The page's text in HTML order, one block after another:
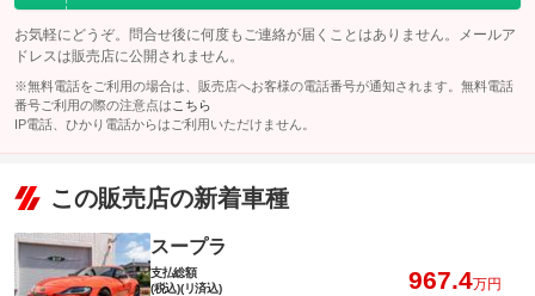
このパックの見積もり依頼（無料）
お気軽にどうぞ。問合せ後に何度もご連絡が届くことはありません。メールア
ドレスは販売店に公開されません。
※無料電話をご利用の場合は、販売店へお客様の電話番号が通知されます。無料電話
番号ご利用の際の注意点は こちら
IP電話、ひかり電話からはご利用いただけません。
この販売店の新着車種
スープラ
支払総額
(税込)(リ済込)
967.4万円